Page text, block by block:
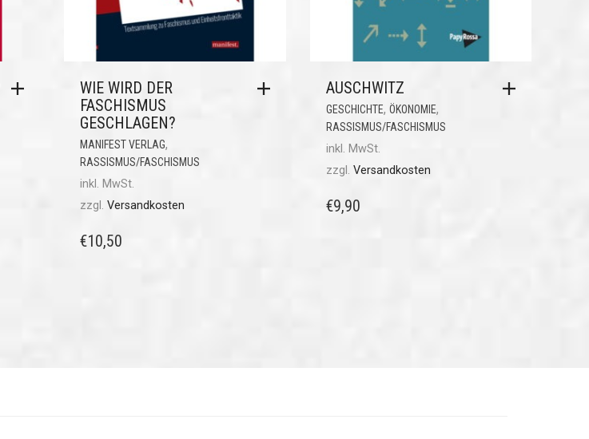
WIE WIRD DER
FASCHISMUS
GESCHLAGEN?
MANIFEST VERLAG,
RASSISMUS/FASCHISMUS
inkl. MwSt.
zzgl. Versandkosten
€10,50
AUSCHWITZ
GESCHICHTE, ÖKONOMIE,
RASSISMUS/FASCHISMUS
inkl. MwSt.
zzgl. Versandkosten
€9,90